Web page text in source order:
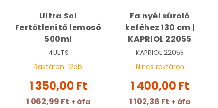
Ultra Sol
Fertőtlenítő lemosó
500ml
4ULTS
Raktáron: 12db
1 350,00 Ft
1 062,99 Ft + áfa
Fa nyél súroló
keféhez 130 cm |
KAPRIOL 22055
KAPRIOL 22055
Nincs raktáron
1 400,00 Ft
1 102,36 Ft + áfa